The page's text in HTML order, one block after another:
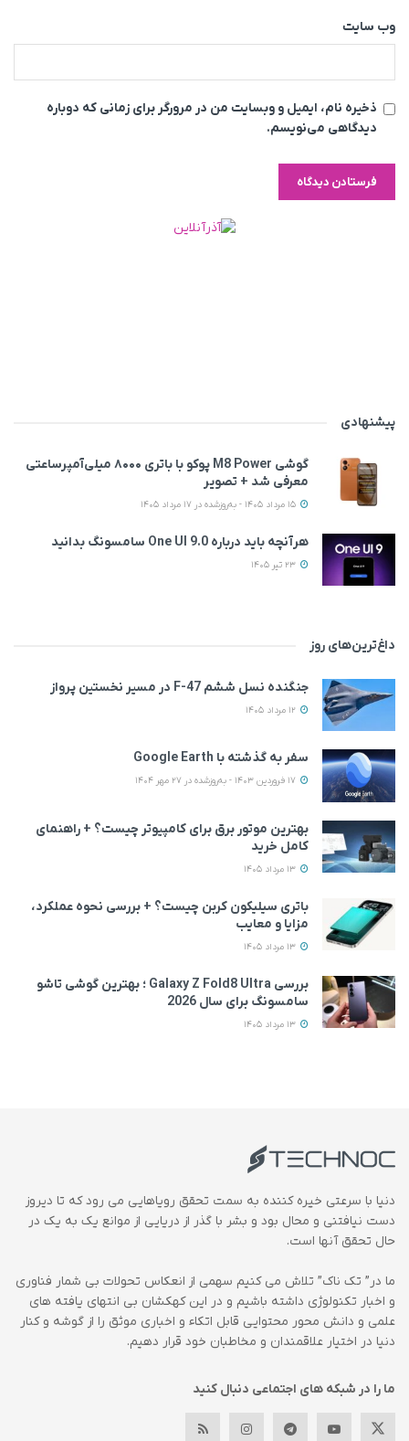
وب‌ سایت
ذخیره نام، ایمیل و وبسایت من در مرورگر برای زمانی که دوباره
دیدگاهی می‌نویسم.
پیشنهادی
گوشی M8 Power پوکو با باتری ۸۰۰۰ میلی‌آمپرساعتی
معرفی شد + تصویر
هرآنچه باید درباره One UI 9.0 سامسونگ بدانید
داغ‌ترین‌های روز
جنگنده نسل ششم F-47 در مسیر نخستین پرواز
سفر به گذشته با Google Earth
بهترین موتور برق برای کامپیوتر چیست؟ + راهنمای
کامل خرید
باتری سیلیکون کربن چیست؟ + بررسی نحوه عملکرد،
مزایا و معایب
بررسی Galaxy Z Fold8 Ultra ؛ بهترین گوشی تاشو
سامسونگ برای سال 2026
دنیا با سرعتی خیره کننده به سمت تحقق رویاهایی می رود که تا دیروز
دست نیافتنی و محال بود و بشر با گذر از دریایی از موانع یک به یک در
حال تحقق آنها است.
ما در” تک ناک” تلاش می کنیم سهمی از انعکاس تحولات بی شمار فناوری
و اخبار تکنولوژی داشته باشیم و در این کهکشان بی انتهای یافته های
علمی و دانش محور محتوایی قابل اتکاء و اخباری موثق را از گوشه و کنار
دنیا در اختیار علاقمندان و مخاطبان خود قرار دهیم.
ما را در شبکه های اجتماعی دنبال کنید